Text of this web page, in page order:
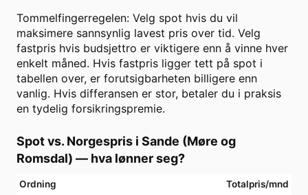
Tommelfingerregelen: Velg spot hvis du vil
maksimere sannsynlig lavest pris over tid. Velg
fastpris hvis budsjettro er viktigere enn å vinne hver
enkelt måned. Hvis fastpris ligger tett på spot i
tabellen over, er forutsigbarheten billigere enn
vanlig. Hvis differansen er stor, betaler du i praksis
en tydelig forsikringspremie.
Spot vs. Norgespris i Sande (Møre og
Romsdal) — hva lønner seg?
Ordning Totalpris/mnd